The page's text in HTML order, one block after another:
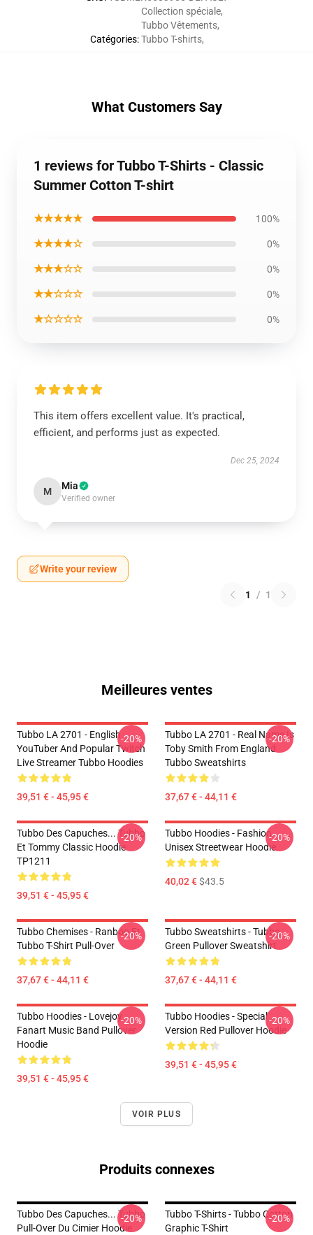
Catégories:
Collection spéciale,
Tubbo Vêtements,
Tubbo T-shirts,
What Customers Say
1 reviews for Tubbo T-Shirts - Classic
Summer Cotton T-shirt
★★★★★ 100%
★★★★☆ 0%
★★★☆☆ 0%
★★☆☆☆ 0%
★☆☆☆☆ 0%
This item offers excellent value. It's practical,
efficient, and performs just as expected.
Dec 25, 2024
M Mia
Verified owner
Write your review
1 / 1
Meilleures ventes
Tubbo LA 2701 - English
YouTuber And Popular Twitch
Live Streamer Tubbo Hoodies
39,51 € - 45,95 €
-20%
Tubbo LA 2701 - Real Name Is
Toby Smith From England
Tubbo Sweatshirts
37,67 € - 44,11 €
-20%
Tubbo Des Capuches... Tubbo
Et Tommy Classic Hoodie
TP1211
39,51 € - 45,95 €
-20%
Tubbo Hoodies - Fashion
Unisex Streetwear Hoodie
40,02 €$43.5
-20%
Tubbo Chemises - Ranboo Et
Tubbo T-Shirt Pull-Over
37,67 € - 44,11 €
-20%
Tubbo Sweatshirts - Tubbo
Green Pullover Sweatshirt
37,67 € - 44,11 €
-20%
Tubbo Hoodies - Lovejoy
Fanart Music Band Pullover
Hoodie
39,51 € - 45,95 €
-20%
Tubbo Hoodies - Special
Version Red Pullover Hoodie
39,51 € - 45,95 €
-20%
VOIR PLUS
Produits connexes
Tubbo Des Capuches... Tubbo
Pull-Over Du Cimier Hoodie
-20%
Tubbo T-Shirts - Tubbo Cotton
Graphic T-Shirt
-20%